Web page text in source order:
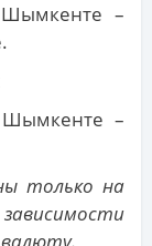
–
Шымкенте –
только на